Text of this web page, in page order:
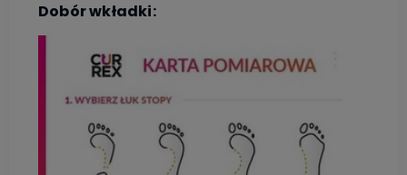
Dobór wkładki: